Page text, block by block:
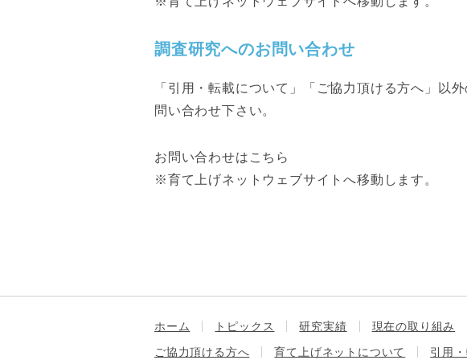
調査研究へのお問い合わせ
「引用・転載について」「ご協力頂ける方へ」以
問い合わせ下さい。
お問い合わせはこちら
※育て上げネットウェブサイトへ移動します。
ホーム トピックス 研究実績 現在の取り組み
ご協力頂ける方へ
育て上げネットについて 引用